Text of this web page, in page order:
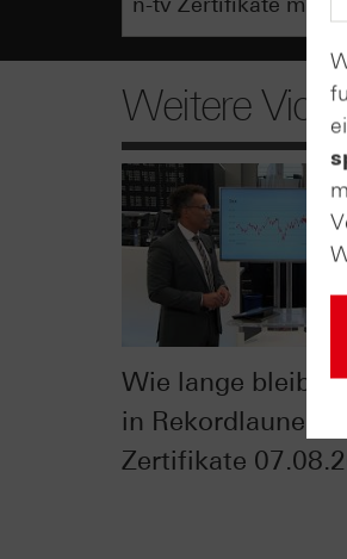
Weitere
Wie lange bleibt
in Rekordlaune? -
Zertifikate